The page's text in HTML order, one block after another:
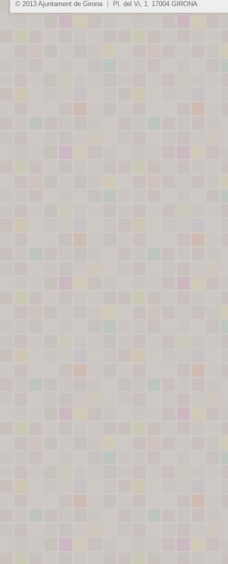
© 2013 Ajuntament de Girona Pl. del Vi, 1. 17004 GIRONA